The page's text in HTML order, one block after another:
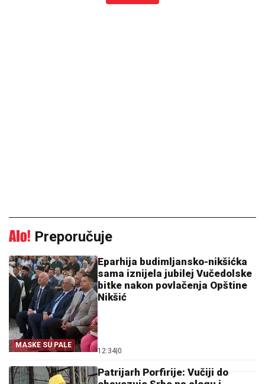
Preporučuje
MASKE SU PALE
Eparhija budimljansko-nikšićka
sama iznijela jubilej Vučedolske
bitke nakon povlačenja Opštine
Nikšić
12:34 0
Patrijarh Porfirije: Vučiji do